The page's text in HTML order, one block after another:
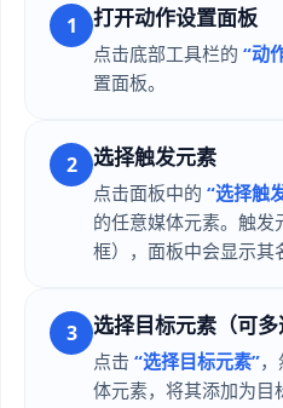
1 打开动作设置面板
点击底部工具栏的 “动
置面板。
2 选择触发元素
点击面板中的 “选择触
的任意媒体元素。触发
框），面板中会显示其
3 选择目标元素（可多
点击 “选择目标元素”
体元素，将其添加为目